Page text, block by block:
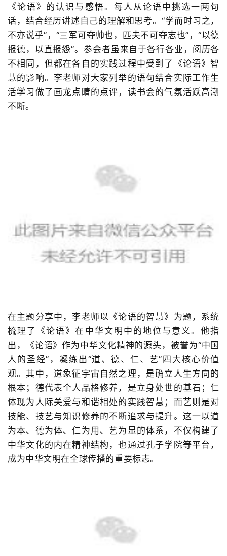
《论语》的认识与感悟。每人从论语中挑选一两句
话，结合经历讲述自己的理解和思考。“学而时习之，
不亦说乎”，“三军可夺帅也，匹夫不可夺志也”，“以德
报德，以直报怨”。参会者虽来自于各行各业，阅历各
不相同，但都在各自的实践过程中受到了《论语》智
慧的影响。李老师对大家列举的语句结合实际工作生
活学习做了画龙点睛的点评，读书会的气氛活跃高潮
不断。
在主题分享中，李老师以《论语的智慧》为题，系统
梳理了《论语》在中华文明中的地位与意义。他指
出，《论语》作为中华文化精神的源头，被誉为“中国
人的圣经” ，凝练出“道、德、仁、艺” 四大核心价值
观。其中，道象征宇宙自然之理，是确立人生方向的
根本；德代表个人品格修养，是立身处世的基石；仁
体现为人际关爱与和谐相处的实践智慧；而艺则是对
技能、技艺与知识修养的不断追求与提升。这一以道
为本、德为体、仁为用、艺为显的体系，不仅构建了
中华文化的内在精神结构，也通过孔子学院等平台，
成为中华文明在全球传播的重要标志。